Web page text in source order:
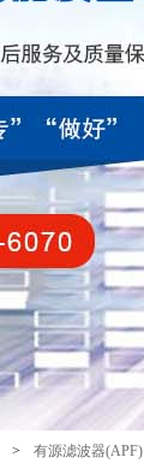
> 有源滤波器(APF)